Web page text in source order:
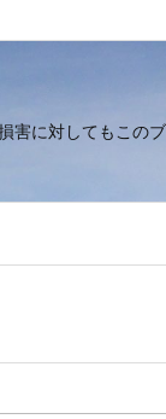
害に対してもこの